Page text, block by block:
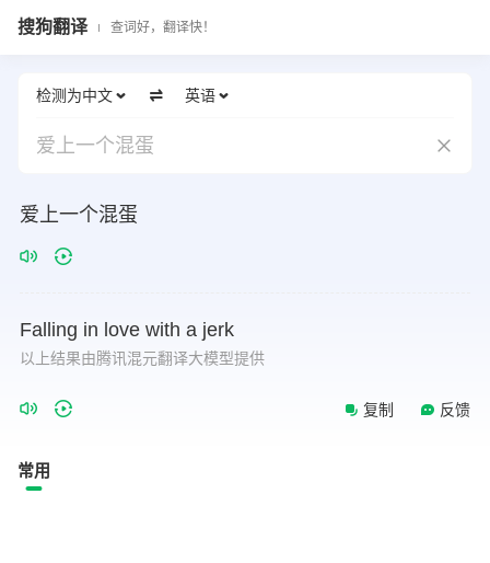
搜狗翻译 查词好，翻译快！
检测为中文 英语
爱上一个混蛋
爱上一个混蛋
Falling in love with a jerk
以上结果由腾讯混元翻译大模型提供
复制 反馈
常用